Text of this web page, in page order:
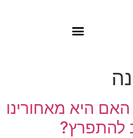
האם היא מאחורינו
להתפרץ?